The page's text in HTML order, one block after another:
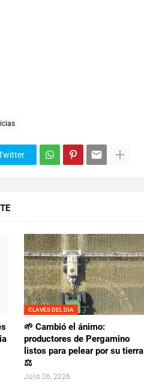
CLAVES DEL DIA
🌱 Cambió el ánimo:
productores de Pergamino
listos para pelear por su tierra
⚖️
Julio 06, 2026